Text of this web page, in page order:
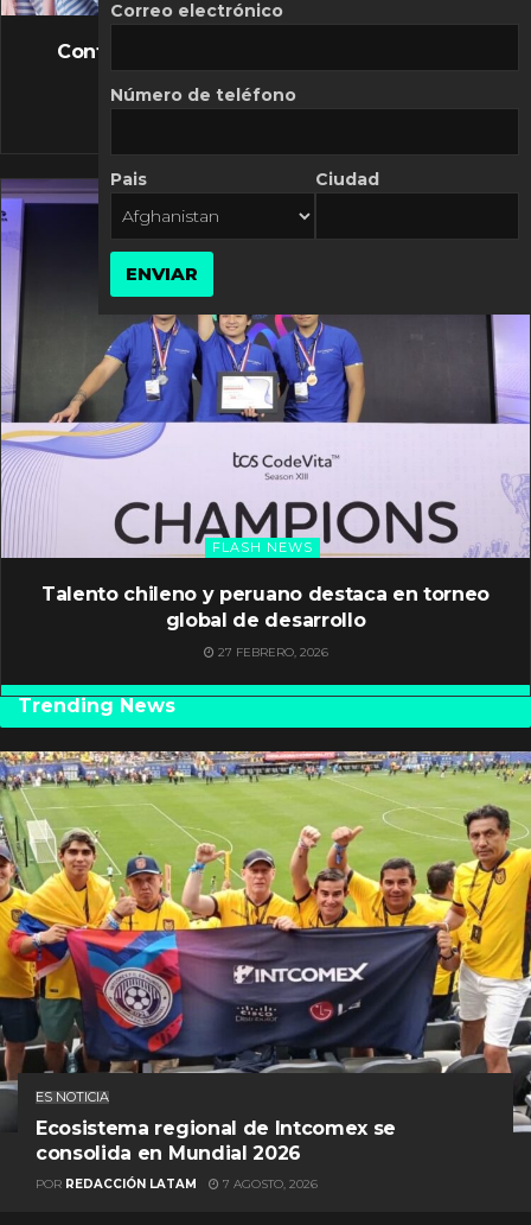
FLASH NEWS
Controversia de Mercado Libre por costos
10 MARZO, 2026
FLASH NEWS
Talento chileno y peruano destaca en torneo
global de desarrollo
27 FEBRERO, 2026
Trending News
ES NOTICIA
Ecosistema regional de Intcomex se
consolida en Mundial 2026
POR REDACCIÓN LATAM 7 AGOSTO, 2026
Correo electrónico
Número de teléfono
Pais Ciudad
ENVIAR